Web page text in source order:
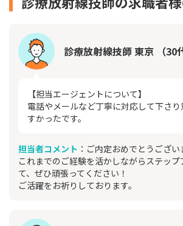
診療放射線技師 東京 （30
【担当エージェントについて】
電話やメールなど丁寧に対応して下さ
すかったです。
担当者コメント ：ご内定おめでとうござい
これまでのご経験を活かしながらステップ
て、ぜひ頑張ってください！
ご活躍をお祈りしております。